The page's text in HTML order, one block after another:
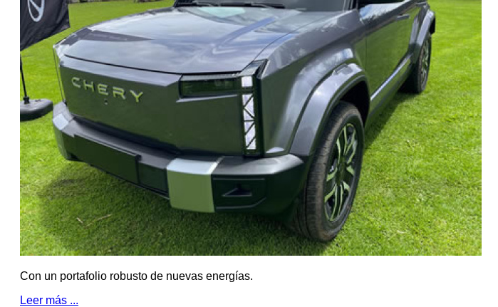
Con un portafolio robusto de nuevas energías.
Leer más ...